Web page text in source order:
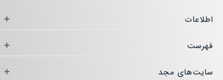
اطلاعات +
فهرست +
سایت‌های مجد +